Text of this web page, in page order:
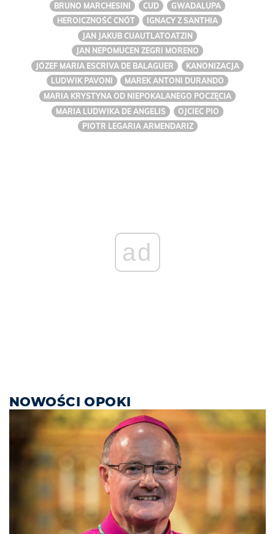
BRUNO MARCHESINI
CUD
GWADALUPA
HEROICZNOŚĆ CNÓT
IGNACY Z SANTHIA
JAN JAKUB CUAUTLATOATZIN
JAN NEPOMUCEN ZEGRI MORENO
JÓZEF MARIA ESCRIVA DE BALAGUER
KANONIZACJA
LUDWIK PAVONI
MAREK ANTONI DURANDO
MARIA KRYSTYNA OD NIEPOKALANEGO POCZĘCIA
MARIA LUDWIKA DE ANGELIS
OJCIEC PIO
PIOTR LEGARIA ARMENDARIZ
ad
NOWOŚCI OPOKI